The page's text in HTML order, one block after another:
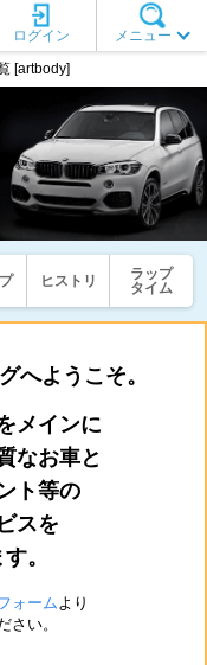
メニュー
ログイン
[artbody]
ヒストリ
ラップ
タイム
へようこそ。
メインに
なお車と
ト等の
スを
。
ォームより
さい。